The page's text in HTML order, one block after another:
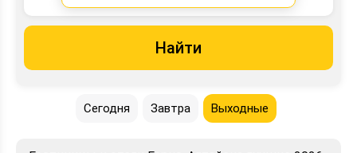
Найти
Сегодня Завтра Выходные